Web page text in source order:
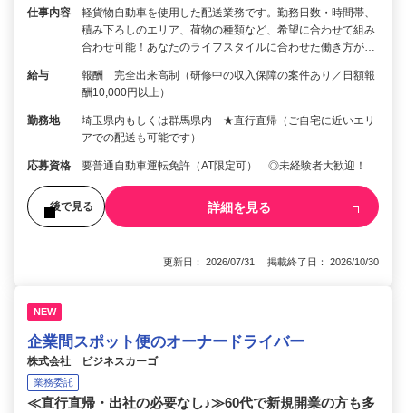
仕事内容
軽貨物自動車を使用した配送業務です。勤務日数・時間帯、
積み下ろしのエリア、荷物の種類など、希望に合わせて組み
合わせ可能！あなたのライフスタイルに合わせた働き方が…
給与
報酬 完全出来高制（研修中の収入保障の案件あり／日額報
酬10,000円以上）
勤務地
埼玉県内もしくは群馬県内 ★直行直帰（ご自宅に近いエリ
アでの配送も可能です）
応募資格 要普通自動車運転免許（AT限定可） ◎未経験者大歓迎！
後で見る 詳細を見る
更新日： 2026/07/31 掲載終了日： 2026/10/30
NEW
企業間スポット便のオーナードライバー
株式会社 ビジネスカーゴ
業務委託
≪直行直帰・出社の必要なし♪≫60代で新規開業の方も多